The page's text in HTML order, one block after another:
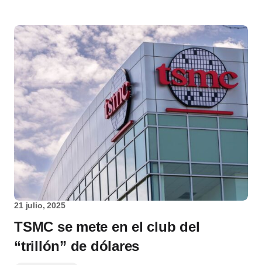
21 julio, 2025
TSMC se mete en el club del
“trillón” de dólares